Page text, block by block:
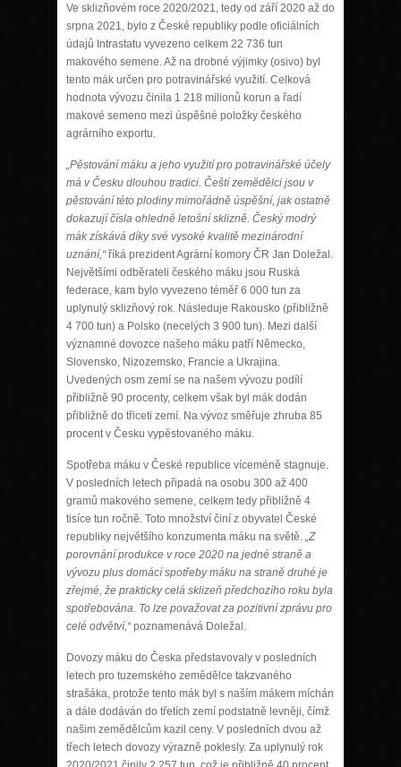
Ve sklizňovém roce 2020/2021, tedy od září 2020 až do
srpna 2021, bylo z České republiky podle oficiálních
údajů Intrastatu vyvezeno celkem 22 736 tun
makového semene. Až na drobné výjimky (osivo) byl
tento mák určen pro potravinářské využití. Celková
hodnota vývozu činila 1 218 milionů korun a řadí
makové semeno mezi úspěšné položky českého
agrárního exportu.
„Pěstování máku a jeho využití pro potravinářské účely
má v Česku dlouhou tradici. Čeští zemědělci jsou v
pěstování této plodiny mimořádně úspěšní, jak ostatně
dokazují čísla ohledně letošní sklizně. Český modrý
mák získává díky své vysoké kvalitě mezinárodní
uznání,“říká prezident Agrární komory ČR Jan Doležal.
Největšími odběrateli českého máku jsou Ruská
federace, kam bylo vyvezeno téměř 6 000 tun za
uplynulý sklizňový rok. Následuje Rakousko (přibližně
4 700 tun) a Polsko (necelých 3 900 tun). Mezi další
významné dovozce našeho máku patří Německo,
Slovensko, Nizozemsko, Francie a Ukrajina.
Uvedených osm zemí se na našem vývozu podílí
přibližně 90 procenty, celkem však byl mák dodán
přibližně do třiceti zemí. Na vývoz směřuje zhruba 85
procent v Česku vypěstovaného máku.
Spotřeba máku v České republice víceméně stagnuje.
V posledních letech připadá na osobu 300 až 400
gramů makového semene, celkem tedy přibližně 4
tisíce tun ročně. Toto množství činí z obyvatel České
republiky největšího konzumenta máku na světě. „Z
porovnání produkce v roce 2020 na jedné straně a
vývozu plus domácí spotřeby máku na straně druhé je
zřejmé, že prakticky celá sklizeň předchozího roku byla
spotřebována. To lze považovat za pozitivní zprávu pro
celé odvětví,“poznamenává Doležal.
Dovozy máku do Česka představovaly v posledních
letech pro tuzemského zemědělce takzvaného
strašáka, protože tento mák byl s naším mákem míchán
a dále dodáván do třetích zemí podstatně levněji, čímž
našim zemědělcům kazil ceny. V posledních dvou až
třech letech dovozy výrazně poklesly. Za uplynulý rok